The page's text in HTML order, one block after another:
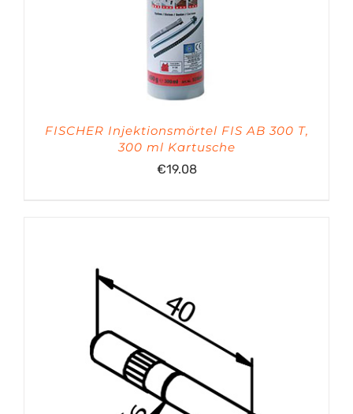
FISCHER Injektionsmörtel FIS AB 300 T,
300 ml Kartusche
€19.08